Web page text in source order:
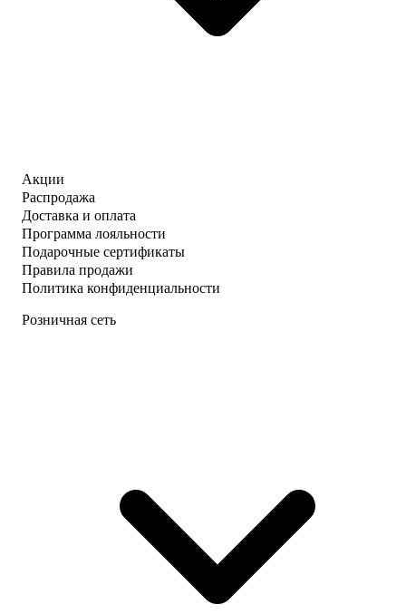
Акции
Распродажа
Доставка и оплата
Программа лояльности
Подарочные сертификаты
Правила продажи
Политика конфиденциальности
Розничная сеть